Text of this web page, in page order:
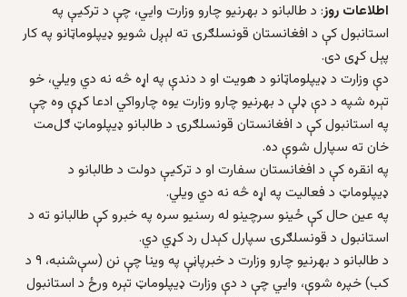
اطلاعات روز: د طالبانو د بهرنيو چارو وزارت وايي، چې د ترکيې په
استانبول کې د افغانستان قونسلګرۍ ته لېږل شويو ډيپلوماټانو په کار
پېل کړی دی.
دې وزارت د ډيپلوماټانو د هويت او د دندې په اړه څه نه دي ويلي، خو
تېره شپه د دې ډلې د بهرنيو چارو وزارت يوه چارواکي ادعا کړې وه چې
په استانبول کې د افغانستان قونسلګرۍ د طالبانو ډيپلوماټ ګل‌مت
خان ته سپارل شوې ده.
په انقره کې د افغانستان سفارت او د ترکيې دولت د طالبانو د
ډيپلوماټ د فعاليت په اړه څه نه دي ويلي.
په عين حال کې ځينو سرچينو له رسنيو سره په خبرو کې طالبانو ته د
استانبول د قونسلګرۍ سپارل کېدل رد کړي دي.
د طالبانو د بهرنيو چارو وزارت د خبرپاڼې په وينا چې نن (سې‌شنبه، ۹ د
کب) خپره شوې، وايي چې د دې وزارت ډيپلوماټ تېره ورځ د استانبول